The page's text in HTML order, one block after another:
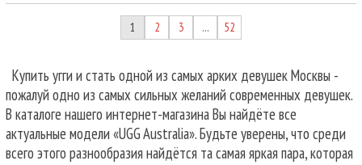
1 2 3 … 52
Купить угги и стать одной из самых арких девушек Москвы -
пожалуй одно из самых сильных желаний современных девушек.
В каталоге нашего интернет-магазина Вы найдёте все
актуальные модели «UGG Australia». Будьте уверены, что среди
всего этого разнообразия найдётся та самая яркая пара, которая